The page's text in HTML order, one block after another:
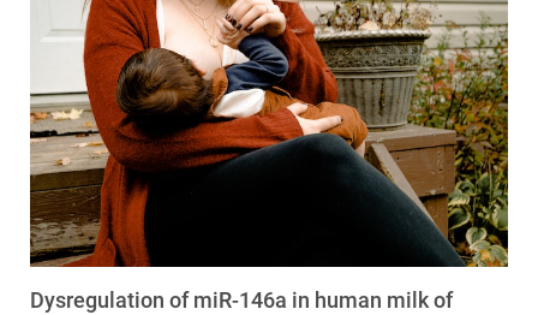
Dysregulation of miR-146a in human milk of